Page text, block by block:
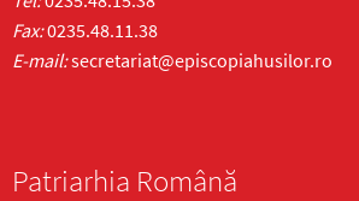
Fax:0235.48.11.38
E-mail:secretariat@episcopiahusilor.ro
Patriarhia Română